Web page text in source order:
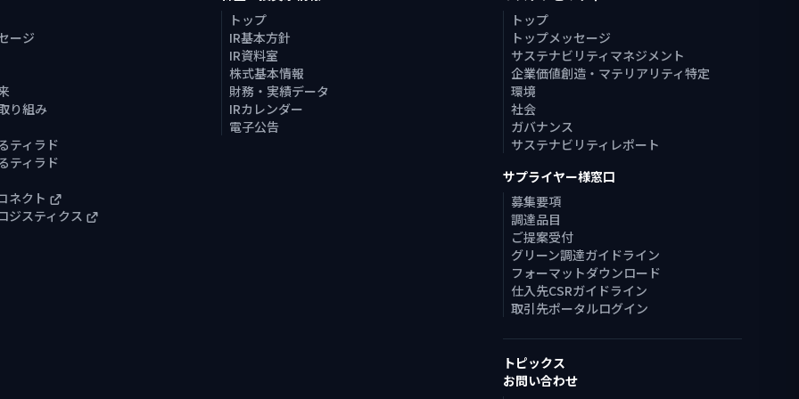
ージ
り組み
ティラド
ティラド
ネクト
ジスティクス
トップ
IR基本方針
IR資料室
株式基本情報
財務・実績データ
IRカレンダー
電子公告
トップ
トップメッセージ
サステナビリティマネジメント
企業価値創造・マテリアリティ特定
環境
社会
ガバナンス
サステナビリティレポート
サプライヤー様窓口
募集要項
調達品目
ご提案受付
グリーン調達ガイドライン
フォーマットダウンロード
仕入先CSRガイドライン
取引先ポータルログイン
トピックス
お問い合わせ